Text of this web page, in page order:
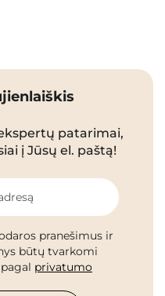
patarimai,
į Jūsų el. paštą!
pranešimus ir
būtų tvarkomi
privatumo